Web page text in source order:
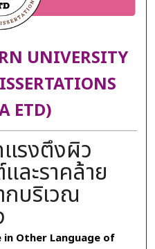
UNIVERSITY
ETD)
รงตึงผิว
ละราคล้าย
บริเวณ
Other Language of